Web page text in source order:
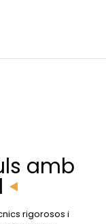
amb
rigorosos i